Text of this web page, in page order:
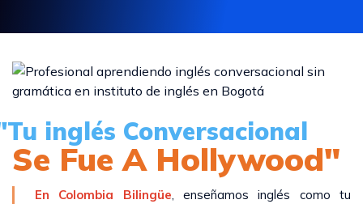
inglés Conversacional
Se Fue A Hollywood"
En Colombia Bilingüe, enseñamos inglés como tu